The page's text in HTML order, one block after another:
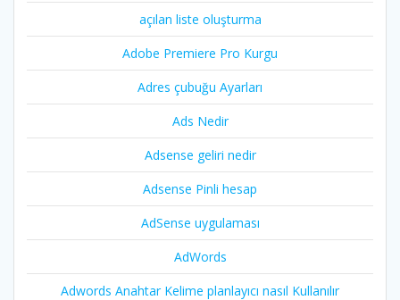
açılan liste oluşturma
Adobe Premiere Pro Kurgu
Adres çubuğu Ayarları
Ads Nedir
Adsense geliri nedir
Adsense Pinli hesap
AdSense uygulaması
AdWords
Adwords Anahtar Kelime planlayıcı nasıl Kullanılır